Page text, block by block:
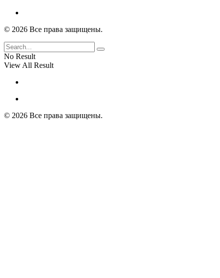
© 2026 Все права защищены.
No Result
View All Result
© 2026 Все права защищены.